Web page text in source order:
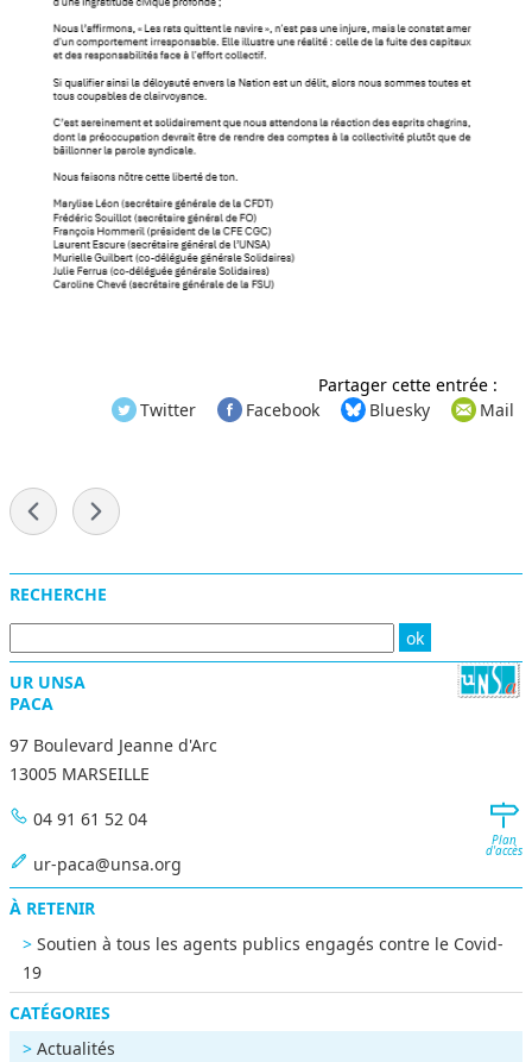
Partager cette entrée :
Twitter
Facebook Bluesky Mail
Menu
RECHERCHE
UR UNSA
PACA
97 Boulevard Jeanne d'Arc
13005 MARSEILLE
Plan
d'accès
04 91 61 52 04
ur-paca@unsa.org
À RETENIR
Soutien à tous les agents publics engagés contre le Covid-
19
CATÉGORIES
Actualités